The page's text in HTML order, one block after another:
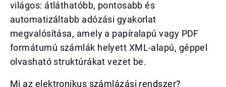
világos: átláthatóbb, pontosabb és
automatizáltabb adózási gyakorlat
megvalósítása, amely a papíralapú vagy PDF
formátumú számlák helyett XML-alapú, géppel
olvasható struktúrákat vezet be.
Mi az elektronikus számlázási rendszer?